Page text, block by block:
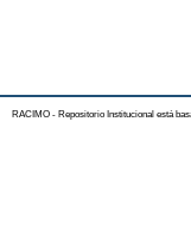
RACIMO - Repositorio Institucional está